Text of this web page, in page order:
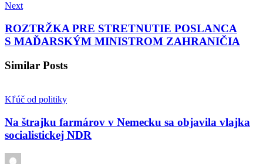
Next
ROZTRŽKA PRE STRETNUTIE POSLANCA
S MAĎARSKÝM MINISTROM ZAHRANIČIA
Similar Posts
Kľúč od politiky
Na štrajku farmárov v Nemecku sa objavila vlajka
socialistickej NDR